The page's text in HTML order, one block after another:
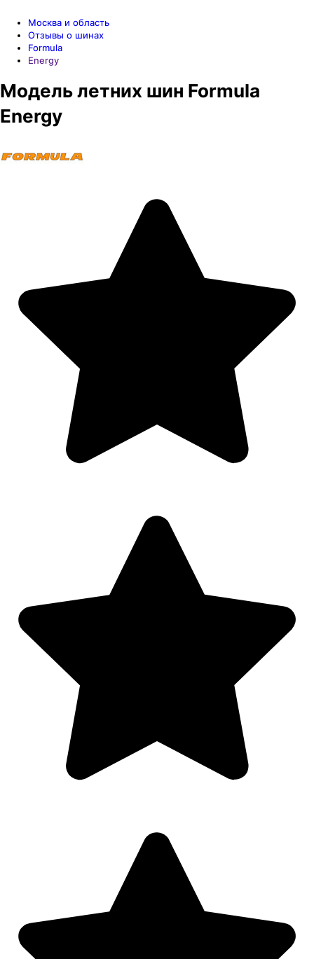
Москва и область
Отзывы о шинах
Formula
Energy
Модельлетних шин Formula
Energy